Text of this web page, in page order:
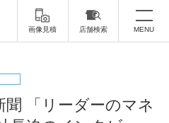
画像見積 店舗検索 MENU
聞 「リーダーのマネ